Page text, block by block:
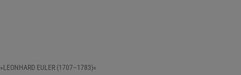
»LEONHARD EULER (1707–1783)«